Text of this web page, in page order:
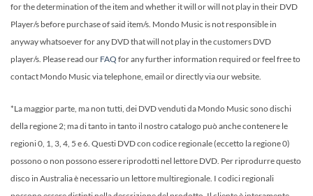
for the determination of the item and whether it will or will not play in their DVD
Player/s before purchase of said item/s. Mondo Music is not responsible in
anyway whatsoever for any DVD that will not play in the customers DVD
player/s. Please read our FAQ for any further information required or feel free to
contact Mondo Music via telephone, email or directly via our website.
*La maggior parte, ma non tutti, dei DVD venduti da Mondo Music sono dischi
della regione 2; ma di tanto in tanto il nostro catalogo può anche contenere le
regioni 0, 1, 3, 4, 5 e 6. Questi DVD con codice regionale (eccetto la regione 0)
possono o non possono essere riprodotti nel lettore DVD. Per riprodurre questo
disco in Australia è necessario un lettore multiregionale. I codici regionali